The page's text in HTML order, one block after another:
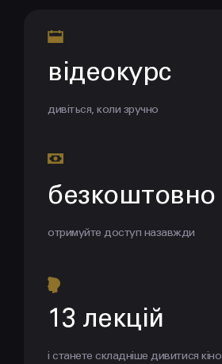
відеокурс
дивіться, коли зручно
безкоштовно
отримуйте доступ назавжди
13 лекцій
і станете складніше дивитися кіно